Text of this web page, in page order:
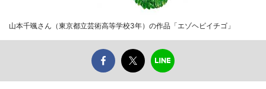
山本千颯さん（東京都立芸術高等学校3年）の作品「エゾヘビイチゴ」